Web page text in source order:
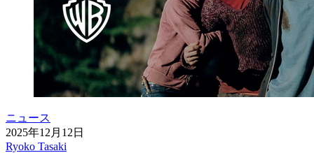
ニュース
2025年12月12日
Ryoko Tasaki